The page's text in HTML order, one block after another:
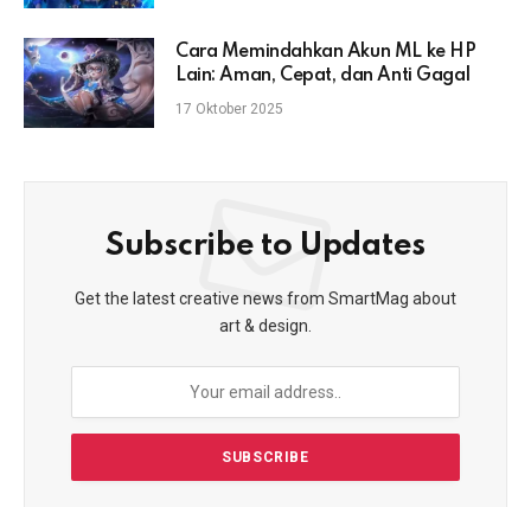
Cara Memindahkan Akun ML ke HP
Lain: Aman, Cepat, dan Anti Gagal
17 Oktober 2025
Subscribe to Updates
Get the latest creative news from SmartMag about
art & design.